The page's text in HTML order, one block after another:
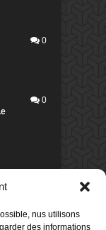
nus utilisons
des informations
0
0